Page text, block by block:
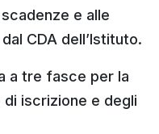
e alle
CDA dell’Istituto.
a tre fasce per la
iscrizione e degli